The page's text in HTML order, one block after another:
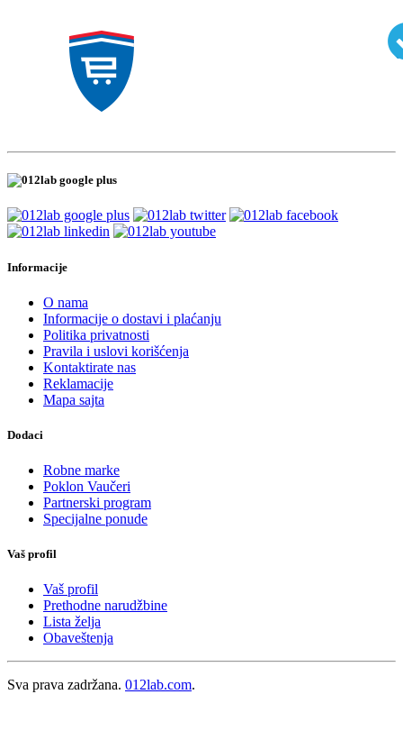
Informacije
O nama
Informacije o dostavi i plaćanju
Politika privatnosti
Pravila i uslovi korišćenja
Kontaktirate nas
Reklamacije
Mapa sajta
Dodaci
Robne marke
Poklon Vaučeri
Partnerski program
Specijalne ponude
Vaš profil
Vaš profil
Prethodne narudžbine
Lista želja
Obaveštenja
Sva prava zadržana. 012lab.com.